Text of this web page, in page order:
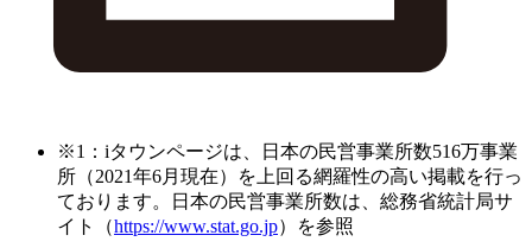
※1：iタウンページは、日本の民営事業所数516万事業
所（2021年6月現在）を上回る網羅性の高い掲載を行っ
ております。日本の民営事業所数は、総務省統計局サ
イト（https://www.stat.go.jp）を参照